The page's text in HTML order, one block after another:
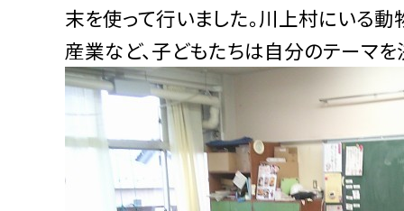
末を使って行いました。川上村にいる
産業など、子どもたちは自分のテーマ